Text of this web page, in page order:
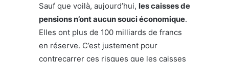
Sauf que voilà, aujourd’hui, les caisses de
pensions n’ont aucun souci économique.
Elles ont plus de 100 milliards de francs
en réserve. C’est justement pour
contrecarrer ces risques que les caisses